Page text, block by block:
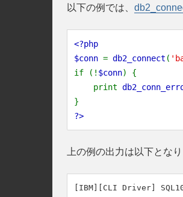
以下の例では、
<?php
$conn = db2_connect (
if (! $conn) {
print
}
?>
上の例の出力は以下となり
[IBM][CLI Driver]